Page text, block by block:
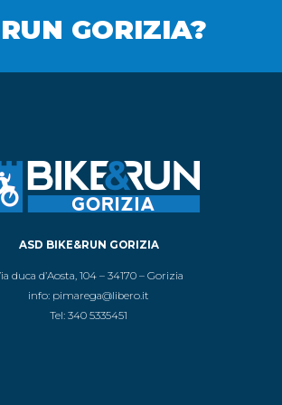
GORIZIA?
ASD BIKE&RUN GORIZIA
duca d’Aosta, 104 – 34170 – Gorizia
info: pimarega@libero.it
Tel: 340 5335451